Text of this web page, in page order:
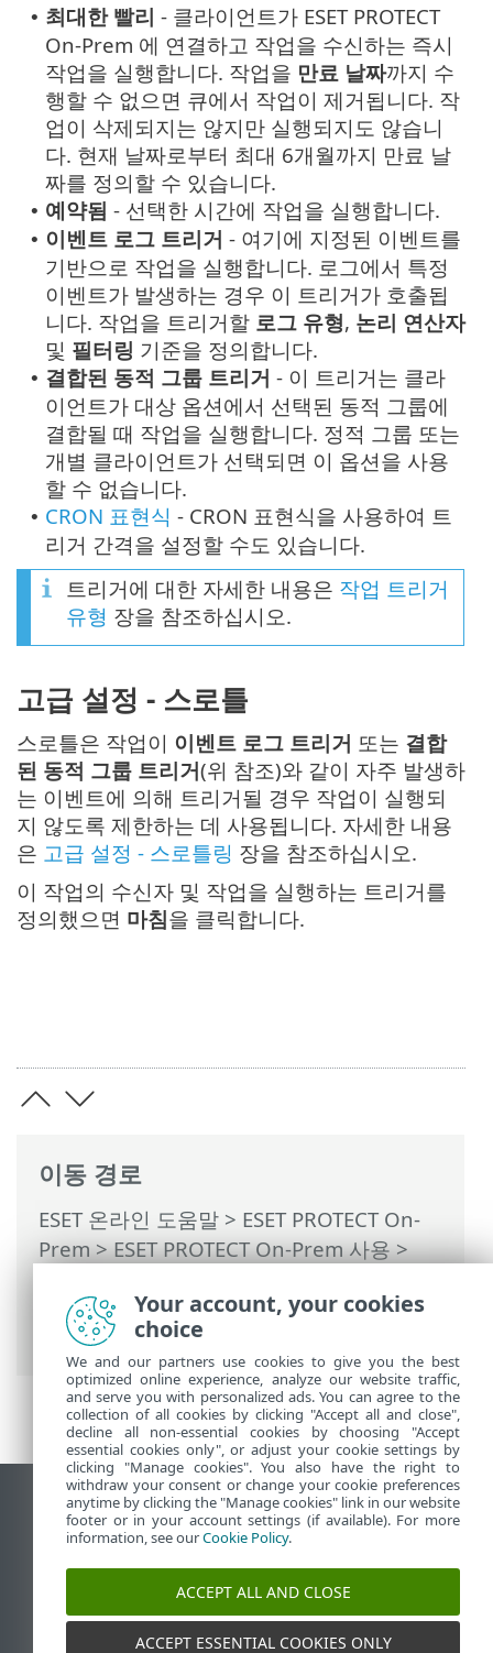
이동 경로
ESET 온라인 도움말 > ESET PROTECT On-
Prem>ESET PROTECT On-Prem 사용>
클라이언트 작업> 클라이언트 작업 트리
• 최대한 빨리 - 클라이언트가 ESET PROTECT
On-Prem 에 연결하고 작업을 수신하는 즉시
작업을 실행합니다. 작업을 만료 날짜까지 수
행할 수 없으면 큐에서 작업이 제거됩니다. 작
업이 삭제되지는 않지만 실행되지도 않습니
다. 현재 날짜로부터 최대 6개월까지 만료 날
짜를 정의할 수 있습니다.
• 예약됨 - 선택한 시간에 작업을 실행합니다.
• 이벤트 로그 트리거 - 여기에 지정된 이벤트를
기반으로 작업을 실행합니다. 로그에서 특정
이벤트가 발생하는 경우 이 트리거가 호출됩
니다. 작업을 트리거할 로그 유형, 논리 연산자
및 필터링 기준을 정의합니다.
• 결합된 동적 그룹 트리거 - 이 트리거는 클라
이언트가 대상 옵션에서 선택된 동적 그룹에
결합될 때 작업을 실행합니다. 정적 그룹 또는
개별 클라이언트가 선택되면 이 옵션을 사용
할 수 없습니다.
• CRON 표현식 - CRON 표현식을 사용하여 트
리거 간격을 설정할 수도 있습니다.
트리거에 대한 자세한 내용은 작업 트리거
유형 장을 참조하십시오.
고급 설정 - 스로틀
스로틀은 작업이 이벤트 로그 트리거 또는 결합
된 동적 그룹 트리거(위 참조)와 같이 자주 발생하
는 이벤트에 의해 트리거될 경우 작업이 실행되
지 않도록 제한하는 데 사용됩니다. 자세한 내용
은 고급 설정 - 스로틀링 장을 참조하십시오.
이 작업의 수신자 및 작업을 실행하는 트리거를
정의했으면 마침을 클릭합니다.
데스크톱 사이트 보기
End of Life
ESET 지식 베이스
ESET Status Portal
Your account, your cookies
choice
We and our partners use cookies to give you the best
optimized online experience, analyze our website traffic,
and serve you with personalized ads. You can agree to the
collection of all cookies by clicking "Accept all and close",
decline all non-essential cookies by choosing "Accept
essential cookies only", or adjust your cookie settings by
clicking "Manage cookies". You also have the right to
withdraw your consent or change your cookie preferences
anytime by clicking the "Manage cookies" link in our website
footer or in your account settings (if available). For more
information, see ourCookie Policy.
ACCEPT ALL AND CLOSE
ACCEPT ESSENTIAL COOKIES ONLY